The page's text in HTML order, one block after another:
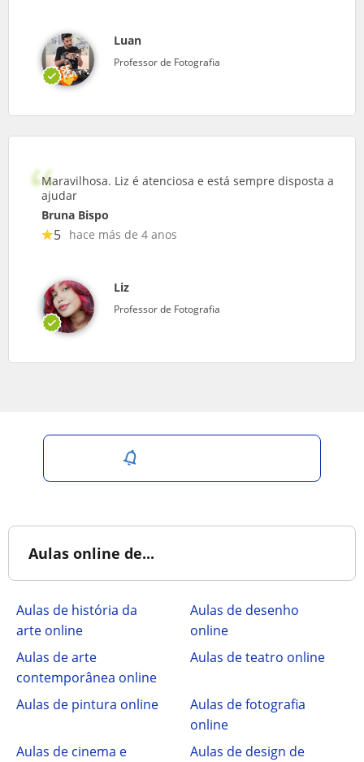
Luan
Professor de Fotografia
Maravilhosa. Liz é atenciosa e está sempre disposta a
ajudar
Bruna Bispo
5 hace más de 4 anos
Liz
Professor de Fotografia
Aulas online de...
Aulas de história da
arte online
Aulas de desenho
online
Aulas de arte
contemporânea online
Aulas de teatro online
Aulas de pintura online
Aulas de fotografia
online
Aulas de cinema e
Aulas de design de